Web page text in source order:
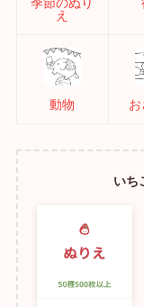
え
動物
いち